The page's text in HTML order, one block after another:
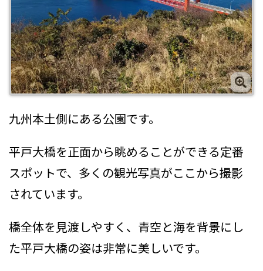
九州本土側にある公園です。
平戸大橋を正面から眺めることができる定番
スポットで、多くの観光写真がここから撮影
されています。
橋全体を見渡しやすく、青空と海を背景にし
た平戸大橋の姿は非常に美しいです。